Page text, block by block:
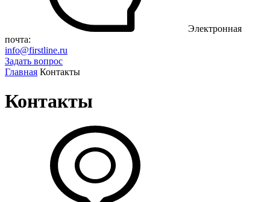
Электронная
почта:
info@firstline.ru
Задать вопрос
Главная Контакты
Контакты